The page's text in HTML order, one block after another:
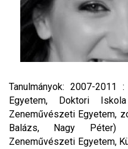
Tanulmányok: 2007-2011
Egyetem, Doktori
Zeneművészeti Egyetem,
Balázs, Nagy Péter)
Zeneművészeti Egyetem,